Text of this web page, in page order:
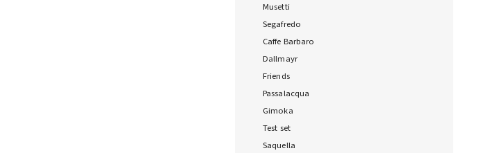
Musetti
Segafredo
Caffe Barbaro
Dallmayr
Friends
Passalacqua
Gimoka
Test set
Saquella